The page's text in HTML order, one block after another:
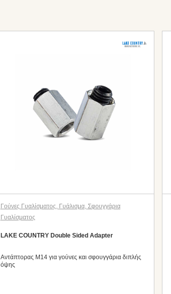
Γούνες Γυαλίσματος, Γυάλισμα, Σφουγγάρια
Γυαλίσματος
LAKE COUNTRY Double Sided Adapter
Αντάπτορας Μ14 για γούνες και σφουγγάρια διπλής
όψης